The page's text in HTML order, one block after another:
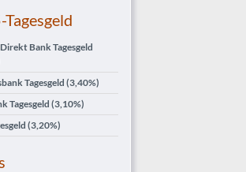
Tagesgeld
Bank Tagesgeld
Tagesgeld(3,40%)
Tagesgeld (3,10%)
(3,20%)